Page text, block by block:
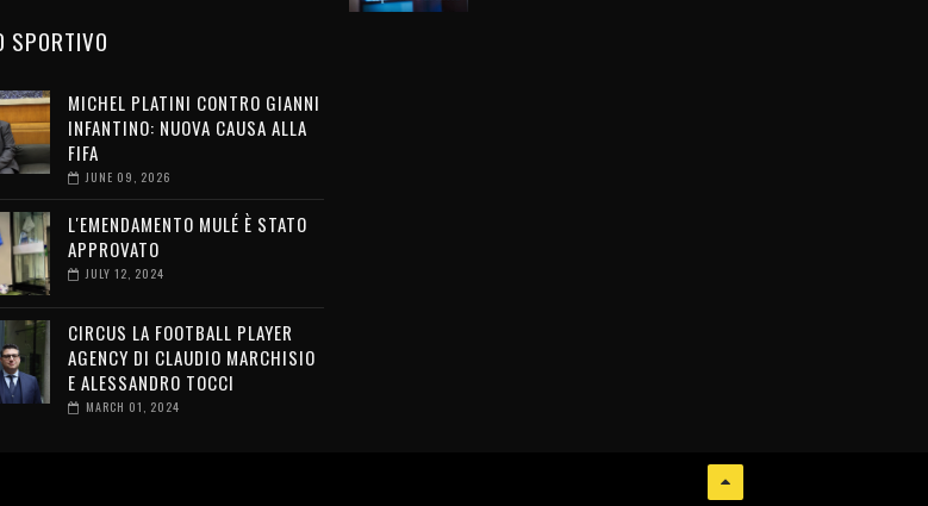
SPORTIVO
MICHEL PLATINI CONTRO GIANNI
INFANTINO: NUOVA CAUSA ALLA
FIFA
JUNE 09, 2026
L'EMENDAMENTO MULÉ È STATO
APPROVATO
JULY 12, 2024
CIRCUS LA FOOTBALL PLAYER
AGENCY DI CLAUDIO MARCHISIO
E ALESSANDRO TOCCI
MARCH 01, 2024